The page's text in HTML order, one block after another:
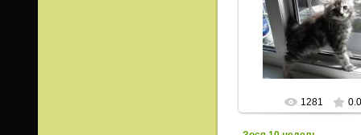
23.06.2013
ИрисКо
1281 0.0